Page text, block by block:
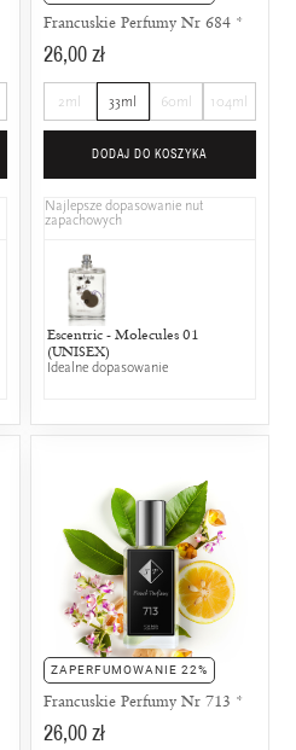
Francuskie Perfumy Nr 684 *
26,00 zł
2ml 33ml 60ml 104ml
DODAJ DO KOSZYKA
Najlepsze dopasowanie nut
zapachowych
Escentric - Molecules 01
(UNISEX)
Idealne dopasowanie
ZAPERFUMOWANIE 22%
Francuskie Perfumy Nr 713 *
26,00 zł